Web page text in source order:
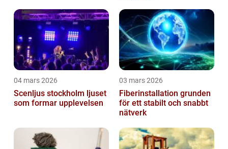
04 mars 2026
Scenljus stockholm ljuset
som formar upplevelsen
03 mars 2026
Fiberinstallation grunden
för ett stabilt och snabbt
nätverk